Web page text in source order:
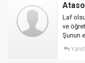
Laf
ve
Şunun